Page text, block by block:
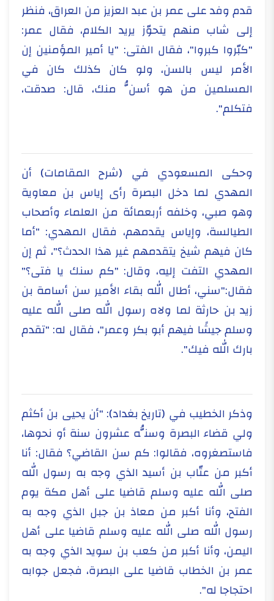
قدم وفد على عمر بن عبد العزيز من العراق، فنظر
إلى شاب منهم يتحوّز يريد الكلام، فقال عمر:
"كبّروا كبروا"، فقال الفتى: "يا أمير المؤمنين إن
الأمر ليس بالسن، ولو كان كذلك كان في
المسلمين من هو أسنُّ منك، قال: صدقت،
فتكلم".
وحكى المسعودي في (شرح المقامات) أن
المهدي لما دخل البصرة رأى إياس بن معاوية
وهو صبي، وخلفه أربعمائة من العلماء وأصحاب
الطيالسة، وإياس يقدمهم، فقال المهدي: "أما
كان فيهم شيخ يتقدمهم غير هذا الحدث؟"، ثم إن
المهدي التفت إليه، وقال: "كم سنك يا فتى؟"
فقال:"سني، أطال الله بقاء الأمير سن أسامة بن
زيد بن حارثة لما ولاه رسول الله صلى الله عليه
وسلم جيشًا فيهم أبو بكر وعمر"، فقال له: "تقدم
بارك الله فيك".
وذكر الخطيب في (تاريخ بغداد): "أن يحيى بن أكثم
ولي قضاء البصرة وسنُّه عشرون سنة أو نحوها،
فاستصغروه، فقالوا: كم سن القاضي؟ فقال: أنا
أكبر من عتّاب بن أسيد الذي وجه به رسول الله
صلى الله عليه وسلم قاضيا على أهل مكة يوم
الفتح، وأنا أكبر من معاذ بن جبل الذي وجه به
رسول الله صلى الله عليه وسلم قاضيا على أهل
اليمن، وأنا أكبر من كعب بن سويد الذي وجه به
عمر بن الخطاب قاضيا على البصرة، فجعل جوابه
احتجاجا له".